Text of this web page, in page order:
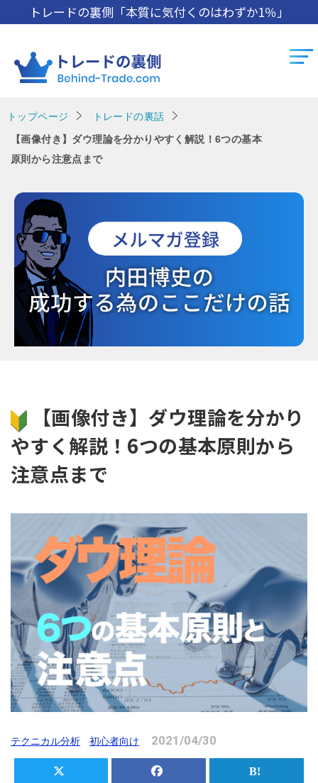
トレードの裏側「本質に気付くのはわずか1％」
トップページ
トレードの裏話
【画像付き】ダウ理論を分かりやすく解説！6つの基本
原則から注意点まで
【画像付き】ダウ理論を分かり
やすく解説！6つの基本原則から
注意点まで
テクニカル分析 初心者向け 2021/04/30